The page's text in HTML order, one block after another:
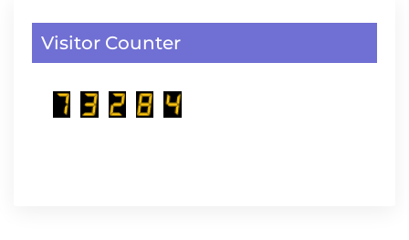
Visitor Counter